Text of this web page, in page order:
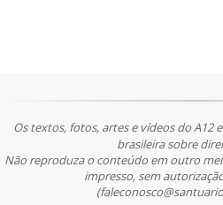
Os textos, fotos, artes e vídeos do A12
brasileira sobre
Não reproduza o conteúdo em outro
impresso, sem